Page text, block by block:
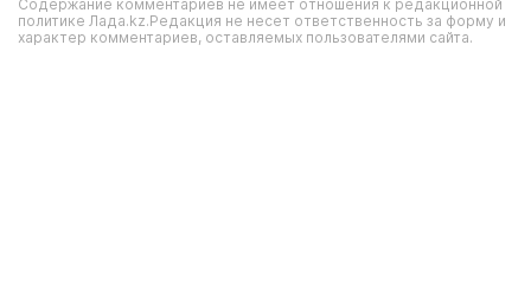
Содержание комментариев не имеет отношения к редакционной
политике Лада.kz.Редакция не несет ответственность за форму и
характер комментариев, оставляемых пользователями сайта.